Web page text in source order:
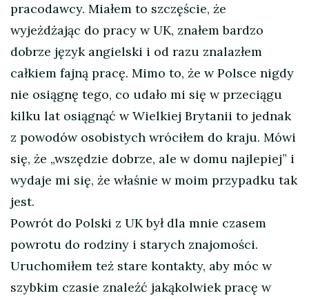
pracodawcy. Miałem to szczęście, że
wyjeżdżając do pracy w UK, znałem bardzo
dobrze język angielski i od razu znalazłem
całkiem fajną pracę. Mimo to, że w Polsce nigdy
nie osiągnę tego, co udało mi się w przeciągu
kilku lat osiągnąć w Wielkiej Brytanii to jednak
z powodów osobistych wróciłem do kraju. Mówi
się, że „wszędzie dobrze, ale w domu najlepiej” i
wydaje mi się, że właśnie w moim przypadku tak
jest.
Powrót do Polski z UK był dla mnie czasem
powrotu do rodziny i starych znajomości.
Uruchomiłem też stare kontakty, aby móc w
szybkim czasie znaleźć jakąkolwiek pracę w